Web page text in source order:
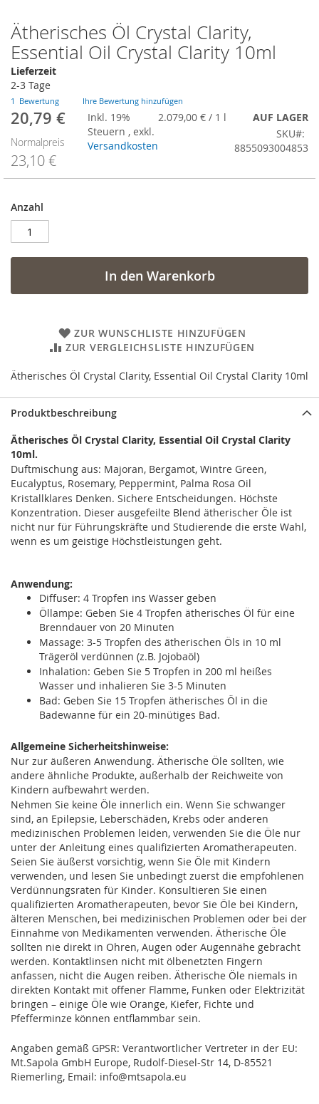
Ätherisches Öl Crystal Clarity,
Essential Oil Crystal Clarity 10ml
Lieferzeit
2-3 Tage
1 Bewertung Ihre Bewertung hinzufügen
Sonderangebot
20,79 €
Normalpreis
23,10 €
Inkl. 19%
Steuern , exkl.
Versandkosten
2.079,00 € / 1 l
AUF LAGER
SKU
8855093004853
Anzahl
In den Warenkorb
ZUR WUNSCHLISTE HINZUFÜGEN
ZUR VERGLEICHSLISTE HINZUFÜGEN
Ätherisches Öl Crystal Clarity, Essential Oil Crystal Clarity 10ml
Zum
Anfang
der
Bildergalerie
springen
Produktbeschreibung
Ätherisches Öl Crystal Clarity, Essential Oil Crystal Clarity
10ml.
Duftmischung aus: Majoran, Bergamot, Wintre Green,
Eucalyptus, Rosemary, Peppermint, Palma Rosa Oil
Kristallklares Denken. Sichere Entscheidungen. Höchste
Konzentration. Dieser ausgefeilte Blend ätherischer Öle ist
nicht nur für Führungskräfte und Studierende die erste Wahl,
wenn es um geistige Höchstleistungen geht.
Anwendung:
Diffuser: 4 Tropfen ins Wasser geben
Öllampe: Geben Sie 4 Tropfen ätherisches Öl für eine
Brenndauer von 20 Minuten
Massage: 3-5 Tropfen des ätherischen Öls in 10 ml
Trägeröl verdünnen (z.B. Jojobaöl)
Inhalation: Geben Sie 5 Tropfen in 200 ml heißes
Wasser und inhalieren Sie 3-5 Minuten
Bad: Geben Sie 15 Tropfen ätherisches Öl in die
Badewanne für ein 20-minütiges Bad.
Allgemeine Sicherheitshinweise:
Nur zur äußeren Anwendung. Ätherische Öle sollten, wie
andere ähnliche Produkte, außerhalb der Reichweite von
Kindern aufbewahrt werden.
Nehmen Sie keine Öle innerlich ein. Wenn Sie schwanger
sind, an Epilepsie, Leberschäden, Krebs oder anderen
medizinischen Problemen leiden, verwenden Sie die Öle nur
unter der Anleitung eines qualifizierten Aromatherapeuten.
Seien Sie äußerst vorsichtig, wenn Sie Öle mit Kindern
verwenden, und lesen Sie unbedingt zuerst die empfohlenen
Verdünnungsraten für Kinder. Konsultieren Sie einen
qualifizierten Aromatherapeuten, bevor Sie Öle bei Kindern,
älteren Menschen, bei medizinischen Problemen oder bei der
Einnahme von Medikamenten verwenden. Ätherische Öle
sollten nie direkt in Ohren, Augen oder Augennähe gebracht
werden. Kontaktlinsen nicht mit ölbenetzten Fingern
anfassen, nicht die Augen reiben. Ätherische Öle niemals in
direkten Kontakt mit offener Flamme, Funken oder Elektrizität
bringen – einige Öle wie Orange, Kiefer, Fichte und
Pfefferminze können entflammbar sein.
Angaben gemäß GPSR: Verantwortlicher Vertreter in der EU:
Mt.Sapola GmbH Europe, Rudolf-Diesel-Str 14, D-85521
Riemerling, Email: info@mtsapola.eu